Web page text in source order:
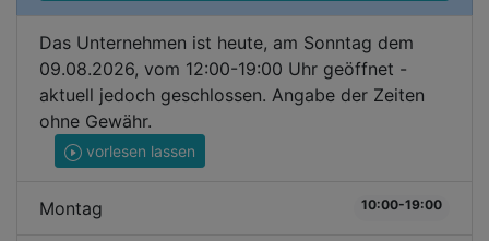
Das Unternehmen ist heute, am Sonntag dem
09.08.2026, vom 12:00-19:00 Uhr geöffnet -
aktuell jedoch geschlossen. Angabe der Zeiten
ohne Gewähr.
vorlesen lassen
Montag 10:00-19:00